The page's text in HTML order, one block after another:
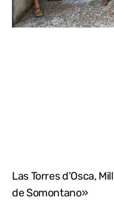
Las Torres d’Osca,
de Somontano»